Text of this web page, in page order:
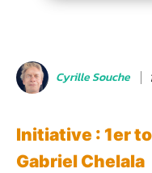
Cyrille Souche
Initiative : 1er
Gabriel Chelala